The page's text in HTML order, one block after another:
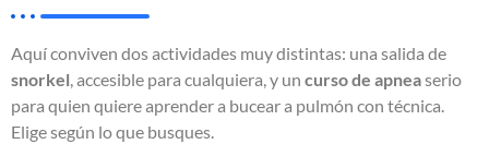
Aquí conviven dos actividades muy distintas: una salida de
snorkel, accesible para cualquiera, y un curso de apneaserio
para quien quiere aprender a bucear a pulmón con técnica.
Elige según lo que busques.